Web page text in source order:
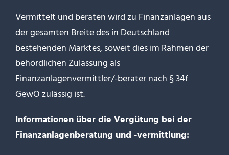
Vermittelt und beraten wird zu Finanzanlagen aus
der gesamten Breite des in Deutschland
bestehenden Marktes, soweit dies im Rahmen der
behördlichen Zulassung als
Finanzanlagenvermittler/-berater nach § 34f
GewOzulässig ist.
Informationen über die Vergütung bei der
Finanzanlagenberatung und -vermittlung: